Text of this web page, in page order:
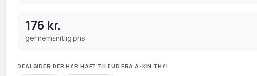
176 kr.
gennemsnitlig pris
DEALSIDER DER HAR HAFT TILBUD FRA A-KIN THAI